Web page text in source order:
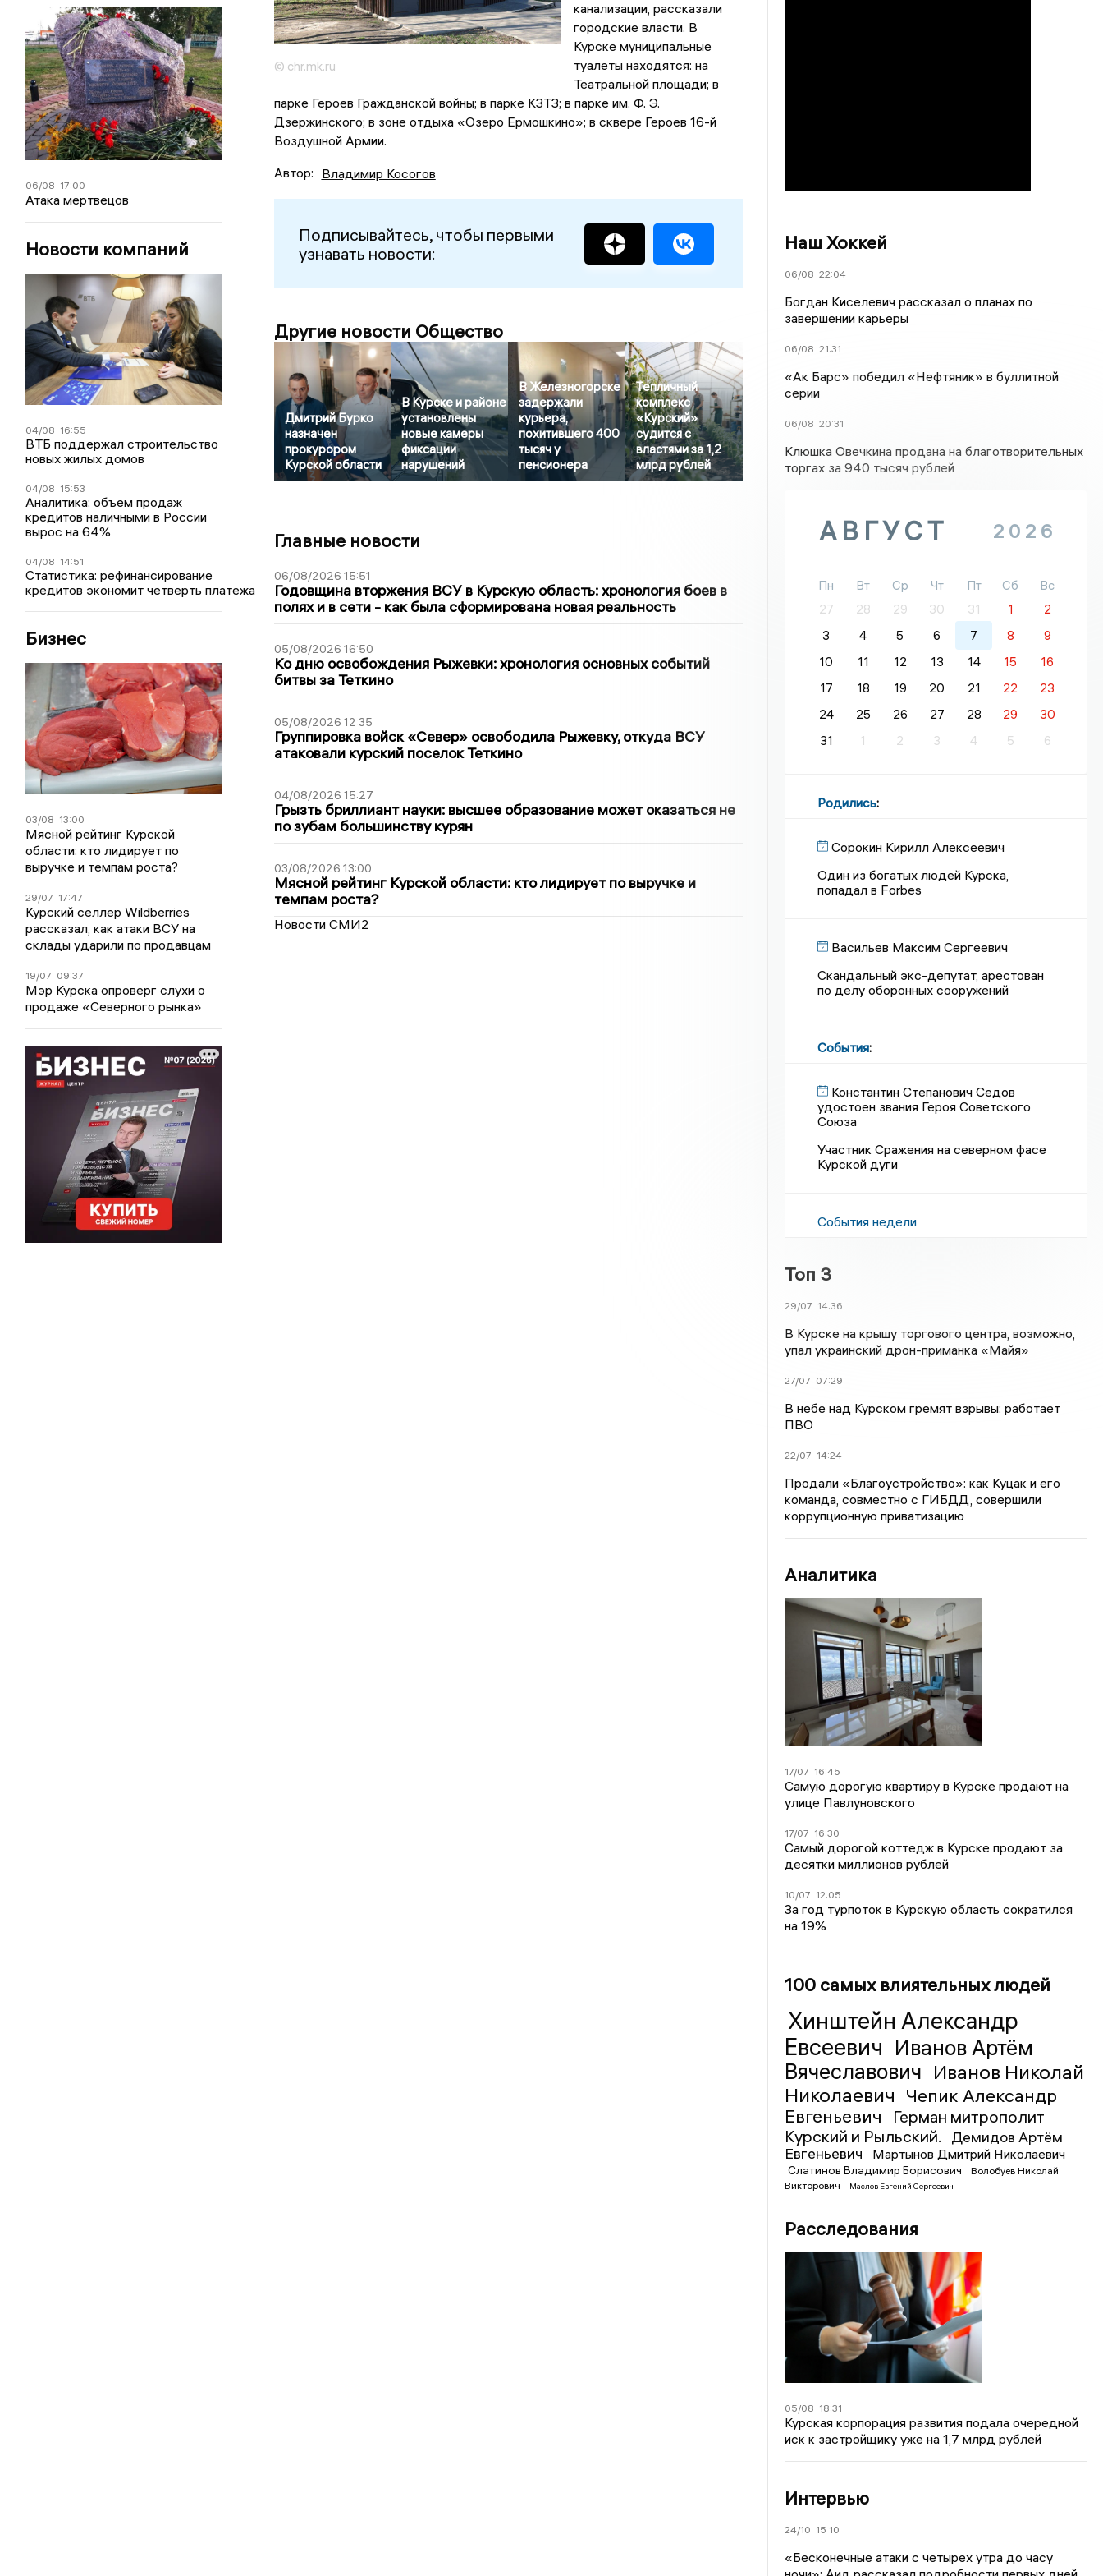
06/08 17:00
Атака мертвецов
Новости компаний
04/08 16:55
ВТБ поддержал строительство
новых жилых домов
04/08 15:53
Аналитика: объем продаж
кредитов наличными в России
вырос на 64%
04/08 14:51
Статистика: рефинансирование
кредитов экономит четверть платежа
Бизнес
03/08 13:00
Мясной рейтинг Курской
области: кто лидирует по
выручке и темпам роста?
29/07 17:47
Курский селлер Wildberries
рассказал, как атаки ВСУ на
склады ударили по продавцам
19/07 09:37
Мэр Курска опроверг слухи о
продаже «Северного рынка»
© chr.mk.ru
канализации, рассказали
городские власти. В
Курске муниципальные
туалеты находятся: на
Театральной площади; в
парке Героев Гражданской войны; в парке КЗТЗ; в парке им. Ф. Э.
Дзержинского; в зоне отдыха «Озеро Ермошкино»; в сквере Героев 16-й
Воздушной Армии.
Автор: Владимир Косогов
Подписывайтесь, чтобы первыми
узнавать новости:
Другие новости Общество
Дмитрий Бурко
назначен
прокурором
Курской области
В Курске и районе
установлены
новые камеры
фиксации
нарушений
В Железногорске
задержали
курьера,
похитившего 400
тысяч у
пенсионера
Тепличный
комплекс
«Курский»
судится с
властями за 1,2
млрд рублей
Главные новости
06/08/2026 15:51
Годовщина вторжения ВСУ в Курскую область: хронология боев в
полях и в сети - как была сформирована новая реальность
05/08/2026 16:50
Ко дню освобождения Рыжевки: хронология основных событий
битвы за Теткино
05/08/2026 12:35
Группировка войск «Север» освободила Рыжевку, откуда ВСУ
атаковали курский поселок Теткино
04/08/2026 15:27
Грызть бриллиант науки: высшее образование может оказаться не
по зубам большинству курян
03/08/2026 13:00
Мясной рейтинг Курской области: кто лидирует по выручке и
темпам роста?
Новости СМИ2
Наш Хоккей
06/08 22:04
Богдан Киселевич рассказал о планах по
завершении карьеры
06/08 21:31
«Ак Барс» победил «Нефтяник» в буллитной
серии
06/08 20:31
Клюшка Овечкина продана на благотворительных
торгах за 940 тысяч рублей
АВГУСТ 2026
Пн Вт Ср Чт Пт Сб
Вс
27
28 29 30 31 1
2
3
4 5 6 7 8
9
10
11 12 13 14 15
16
17
18 19 20 21 22
23
24
25 26 27 28 29
30
31
1 2 3 4 5 6
Родились:
Сорокин Кирилл Алексеевич
Один из богатых людей Курска,
попадал в Forbes
Васильев Максим Сергеевич
Скандальный экс-депутат, арестован
по делу оборонных сооружений
События:
Константин Степанович Седов
удостоен звания Героя Советского
Союза
Участник Сражения на северном фасе
Курской дуги
События недели
Топ 3
29/07 14:36
В Курске на крышу торгового центра, возможно,
упал украинский дрон-приманка «Майя»
27/07 07:29
В небе над Курском гремят взрывы: работает
ПВО
22/07 14:24
Продали «Благоустройство»: как Куцак и его
команда, совместно с ГИБДД, совершили
коррупционную приватизацию
Аналитика
17/07 16:45
Самую дорогую квартиру в Курске продают на
улице Павлуновского
17/07 16:30
Самый дорогой коттедж в Курске продают за
десятки миллионов рублей
10/07 12:05
За год турпоток в Курскую область сократился
на 19%
100 самых влиятельных людей
Хинштейн Александр
Евсеевич Иванов Артём
Вячеславович Иванов Николай
Николаевич Чепик Александр
Евгеньевич
Герман митрополит
Курский и Рыльский.
Демидов Артём
Евгеньевич
Мартынов Дмитрий Николаевич
Слатинов Владимир Борисович
Волобуев Николай
Викторович
Маслов Евгений Сергеевич
Расследования
05/08 18:31
Курская корпорация развития подала очередной
иск к застройщику уже на 1,7 млрд рублей
Интервью
24/10 15:10
«Бесконечные атаки с четырех утра до часу